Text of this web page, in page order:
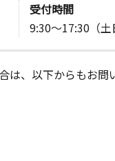
受付時間
9:30～17:30（土
、以下からもお問